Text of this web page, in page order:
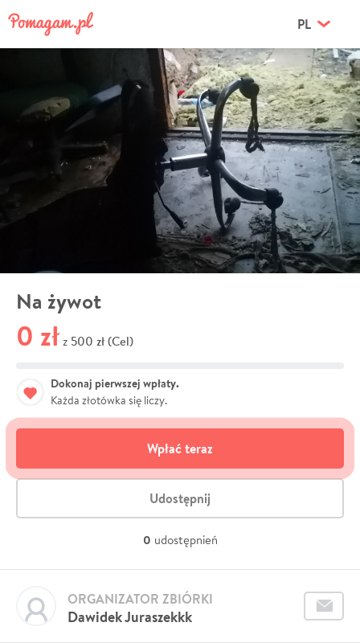
PL
Na żywot
0 zł z 500 zł (Cel)
Dokonaj pierwszej wpłaty.
Każda złotówka się liczy.
Wpłać teraz
Udostępnij
0 udostępnień
Dawidek Juraszekkk
ORGANIZATOR ZBIÓRKI